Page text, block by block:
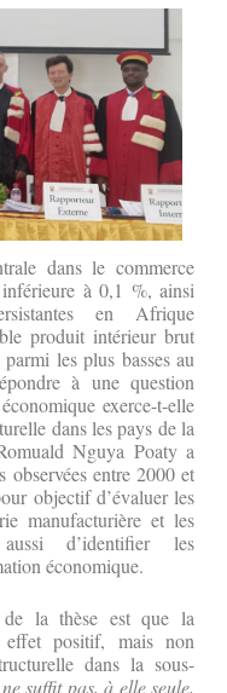
dans le commerce
à 0,1 %, ainsi
en Afrique
produit intérieur brut
les plus basses au
à une question
exerce-t-elle
dans les pays de la
Nguya Poaty a
observées entre 2000 et
objectif d’évaluer les
manufacturière et les
d’identifier les
économique.
de la thèse est que la
effet positif, mais non
dans la sous-
suffit pas, à elle seule,